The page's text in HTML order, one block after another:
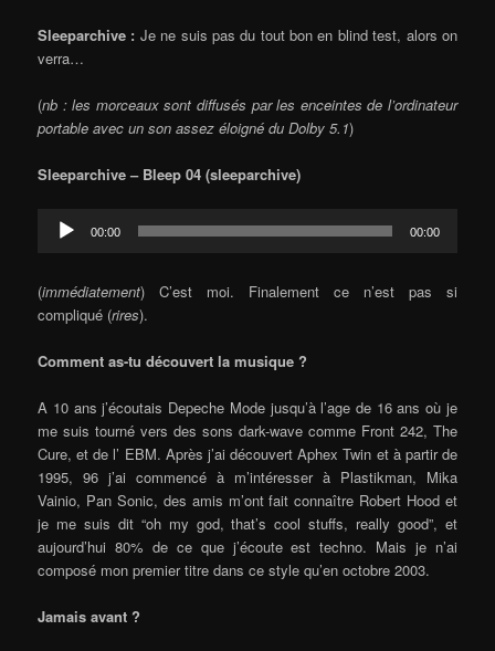
Sleeparchive : Je ne suis pas du tout bon en blind test, alors on
verra…
(nb : les morceaux sont diffusés par les enceintes de l’ordinateur
portable avec un son assez éloigné duDolby 5.1)
Sleeparchive – Bleep 04 (sleeparchive)
Audio
Player
00:00 00:00
(immédiatement) C’est moi. Finalement ce n’est pas si
compliqué (rires).
Comment as-tu découvert la musique ?
A 10 ans j’écoutais Depeche Mode jusqu’à l’age de 16 ans où je
me suis tourné vers des sons dark-wave comme Front 242, The
Cure, et de l’ EBM. Après j’ai découvert Aphex Twin et à partir de
1995, 96 j’ai commencé à m’intéresser à Plastikman, Mika
Vainio, Pan Sonic, des amis m’ont fait connaître Robert Hood et
je me suis dit “oh my god, that’s cool stuffs, really good”, et
aujourd’hui 80% de ce que j’écoute est techno. Mais je n’ai
composé mon premier titre dans ce style qu’en octobre 2003.
Jamais avant ?